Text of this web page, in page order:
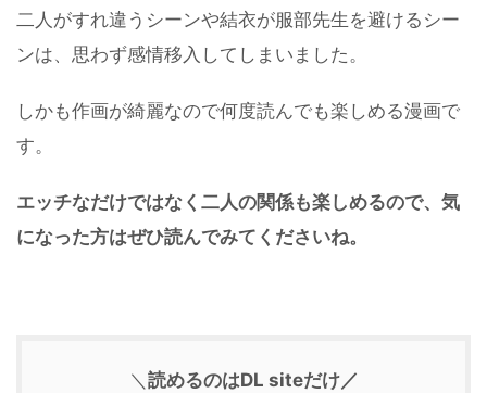
二人がすれ違うシーンや結衣が服部先生を避けるシー
ンは、思わず感情移入してしまいました。
しかも作画が綺麗なので何度読んでも楽しめる漫画で
す。
エッチなだけではなく二人の関係も楽しめるので、気
になった方はぜひ読んでみてくださいね。
＼ 読めるのはDL siteだけ／